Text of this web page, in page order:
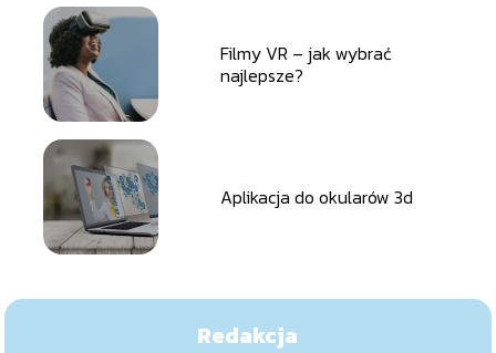
Filmy VR – jak wybrać
najlepsze?
Aplikacja do okularów 3d
Redakcja